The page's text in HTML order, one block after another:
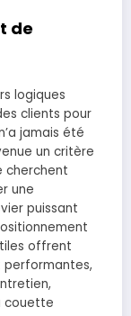
de
logiques
clients pour
jamais été
un critère
cherchent
une
puissant
offrent
performantes,
couette